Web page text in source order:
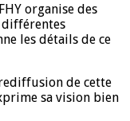
organise des
différentes
les détails de ce
de cette
sa vision bien